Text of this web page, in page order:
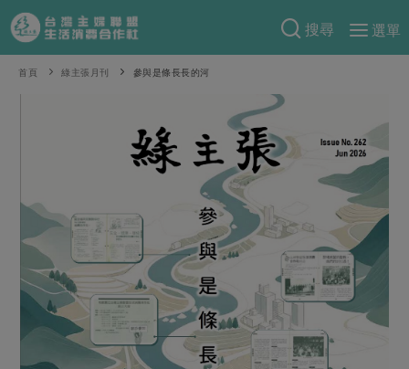
搜尋
選單
產品分類
當令水果
蕈菇類
辛香料類
奶蛋豆・五穀
蛋 乳製品
豆製品 米麵雜糧
麵食
肉食
海鮮
常備菜
預購活動
把最好的台灣味帶回家！
防災用品預購圓滿結束
2026年端午節預購圓滿結束
更多預購活動
綠主張
觀點文章
主婦食堂 一籃菜真心話
社內大小事 合作聯合國
生活提案
關於合作社
認識合作社
關於我們
合作社組織
重要公告
首頁 綠主張月刊 參與是條長長的河